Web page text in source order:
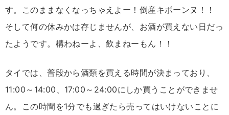
す。このままなくなっちゃえよー！倒産キボーンヌ！！
そして何の休みかは存じませんが、お酒が買えない日だっ
たようです。構わねーよ、飲まねーもん！！
タイでは、普段から酒類を買える時間が決まっており、
11:00～14:00、17:00～24:00にしか買うことができませ
ん。この時間を1分でも過ぎたら売ってはいけないことに